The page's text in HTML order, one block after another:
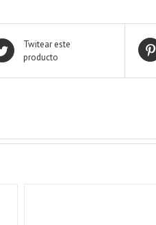
Twitear este
producto